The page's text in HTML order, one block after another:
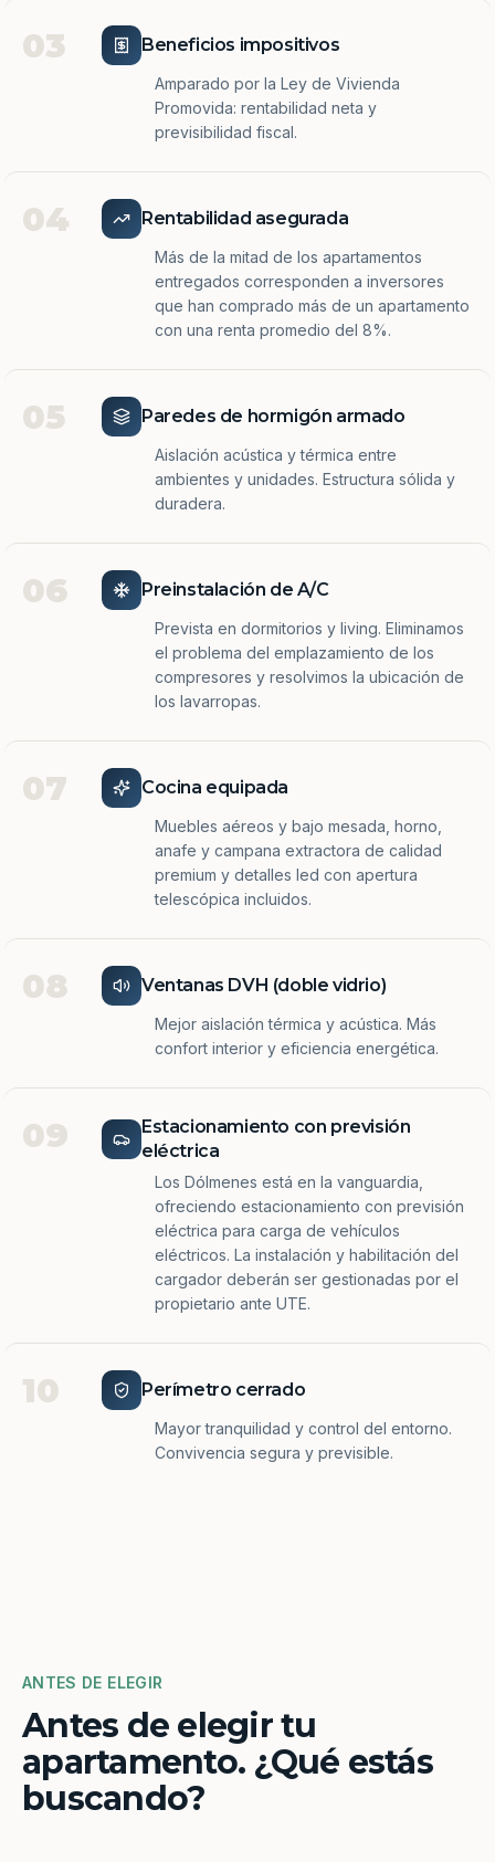
03 Beneficios impositivos
Amparado por la Ley de Vivienda
Promovida: rentabilidad neta y
previsibilidad fiscal.
04 Rentabilidad asegurada
Más de la mitad de los apartamentos
entregados corresponden a inversores
que han comprado más de un apartamento
con una renta promedio del 8%.
05 Paredes de hormigón armado
Aislación acústica y térmica entre
ambientes y unidades. Estructura sólida y
duradera.
06 Preinstalación de A/C
Prevista en dormitorios y living. Eliminamos
el problema del emplazamiento de los
compresores y resolvimos la ubicación de
los lavarropas.
07 Cocina equipada
Muebles aéreos y bajo mesada, horno,
anafe y campana extractora de calidad
premium y detalles led con apertura
telescópica incluidos.
08 Ventanas DVH (doble vidrio)
Mejor aislación térmica y acústica. Más
confort interior y eficiencia energética.
09
Estacionamiento con previsión
eléctrica
Los Dólmenes está en la vanguardia,
ofreciendo estacionamiento con previsión
eléctrica para carga de vehículos
eléctricos. La instalación y habilitación del
cargador deberán ser gestionadas por el
propietario ante UTE.
10 Perímetro cerrado
Mayor tranquilidad y control del entorno.
Convivencia segura y previsible.
ANTES DE ELEGIR
Antes de elegir tu
apartamento. ¿Qué estás
buscando?